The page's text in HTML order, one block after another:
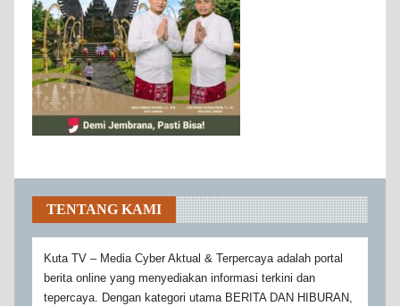
TENTANG KAMI
Kuta TV – Media Cyber Aktual & Terpercaya adalah portal
berita online yang menyediakan informasi terkini dan
tepercaya. Dengan kategori utama BERITA DAN HIBURAN,